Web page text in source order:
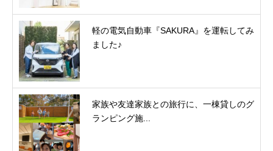
軽の電気自動車『SAKURA』を運転してみ
ました♪
家族や友達家族との旅行に、一棟貸しのグ
ランピング施...